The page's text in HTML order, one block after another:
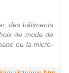
des bâtiments
de mode de
ou la micro-